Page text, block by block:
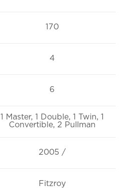
170
4
6
1 Master, 1 Double, 1 Twin, 1
Convertible, 2 Pullman
2005 /
Fitzroy